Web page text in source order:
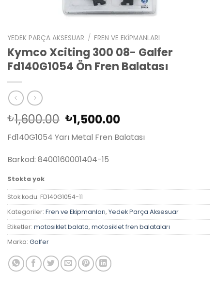
YEDEK PARÇA AKSESUAR / FREN VE EKIPMANLARI
Kymco Xciting 300 08- Galfer
Fd140G1054 Ön Fren Balatası
₺1,600.00 Orijinal
fiyat:
₺1,600.00.
₺1,500.00Şu
andaki
fiyat:
Fd140G1054 Yarı Metal Fren Balatası
Barkod: 8400160001404-15
Stokta yok
Stok kodu: FD140G1054-11
Kategoriler: Fren ve Ekipmanları, Yedek Parça Aksesuar
Etiketler: motosiklet balata, motosiklet fren balataları
Marka: Galfer